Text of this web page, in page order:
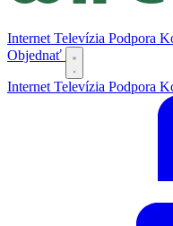
Internet Televízia Podpora
Objednať
Internet Televízia Podpora